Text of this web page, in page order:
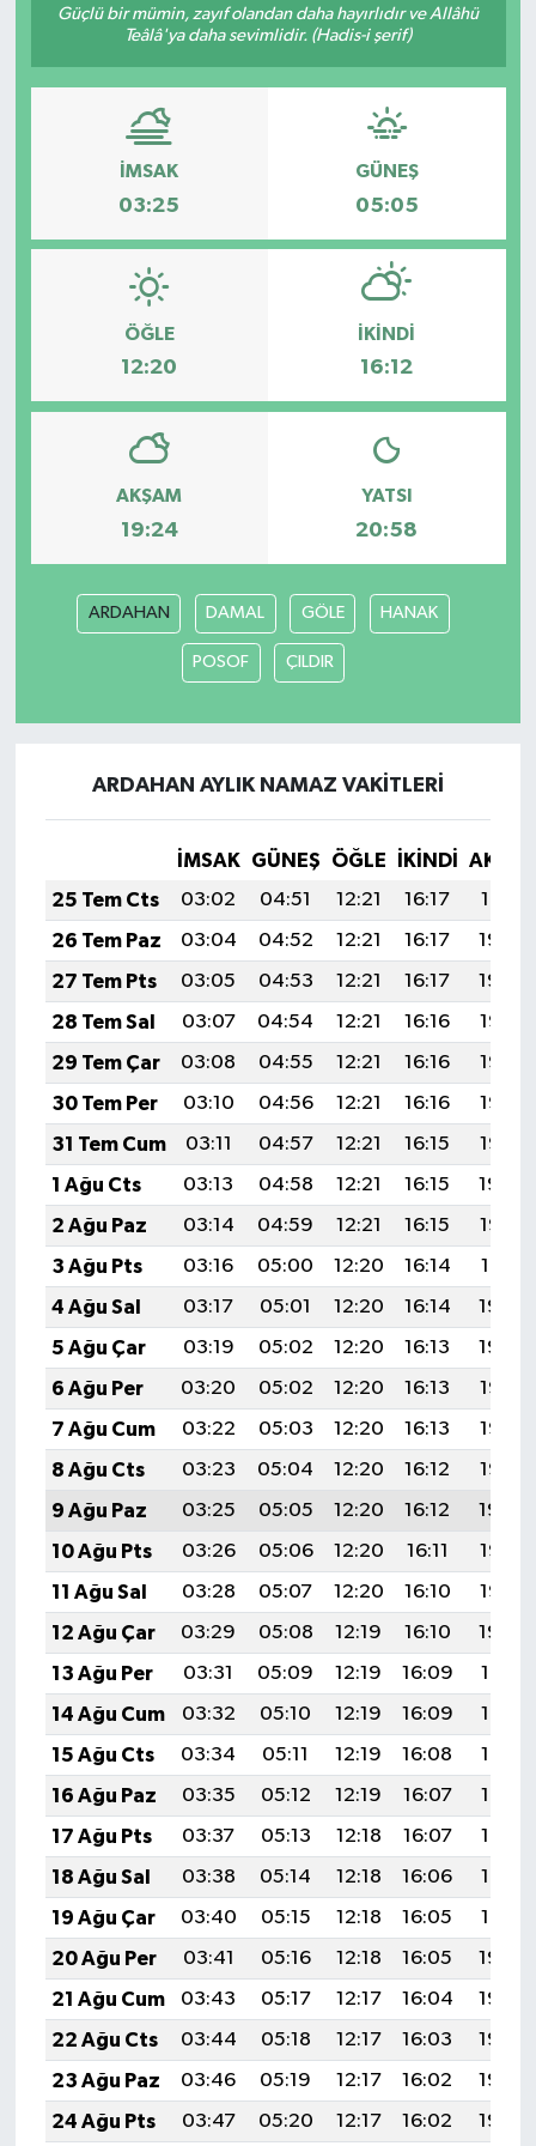
Güçlü bir mümin, zayıf olandan daha hayırlıdır ve Allâhü
Teâlâ'ya daha sevimlidir. (Hadis-i şerif)
İMSAK
03:25
GÜNEŞ
05:05
ÖĞLE
12:20
İKINDI
16:12
AKŞAM
19:24
YATSI
20:58
ARDAHAN DAMAL GÖLE HANAK
POSOF ÇILDIR
ARDAHAN AYLIK NAMAZ VAKITLERI
İMSAK GÜNEŞ ÖĞLE İKINDI
25 Tem Cts
03:02 04:51 12:21 16:17
19:41
26 Tem Paz
03:04 04:52 12:21 16:17
19:40
27 Tem Pts
03:05 04:53 12:21 16:17
19:39
28 Tem Sal
03:07 04:54 12:21 16:16
19:38
29 Tem Çar
03:08 04:55 12:21 16:16
19:37
30 Tem Per
03:10 04:56 12:21 16:16
19:36
31 Tem Cum
03:11 04:57 12:21 16:15
19:35
1 Ağu Cts
03:13 04:58 12:21 16:15
19:34
2 Ağu Paz
03:14 04:59 12:21 16:15
19:33
3 Ağu Pts
03:16 05:00 12:20 16:14
19:31
4 Ağu Sal
03:17 05:01 12:20 16:14
19:30
5 Ağu Çar
03:19 05:02 12:20 16:13
19:29
6 Ağu Per
03:20 05:02 12:20 16:13
19:28
7 Ağu Cum
03:22 05:03 12:20 16:13
19:27
8 Ağu Cts
03:23 05:04 12:20 16:12
19:25
9 Ağu Paz
03:25 05:05 12:20 16:12
19:24
10 Ağu Pts
03:26 05:06 12:20 16:11
19:23
11 Ağu Sal
03:28 05:07 12:20 16:10
19:22
12 Ağu Çar
03:29 05:08 12:19 16:10
19:20
13 Ağu Per
03:31 05:09 12:19 16:09
19:19
14 Ağu Cum
03:32 05:10 12:19 16:09
19:18
15 Ağu Cts
03:34 05:11 12:19 16:08
19:16
16 Ağu Paz
03:35 05:12 12:19 16:07
19:15
17 Ağu Pts
03:37 05:13 12:18 16:07
19:13
18 Ağu Sal
03:38 05:14 12:18 16:06
19:12
19 Ağu Çar
03:40 05:15 12:18 16:05
19:10
20 Ağu Per
03:41 05:16 12:18 16:05
19:09
21 Ağu Cum
03:43 05:17 12:17 16:04
19:08
22 Ağu Cts
03:44 05:18 12:17 16:03
19:06
23 Ağu Paz
03:46 05:19 12:17 16:02
19:05
24 Ağu Pts
03:47 05:20 12:17 16:02 19:03
Gündem
Hava Durumu
Magazin
Politika
Resmî ilanlar
Sağlık
Siyaset
Teknoloji
Yaşam